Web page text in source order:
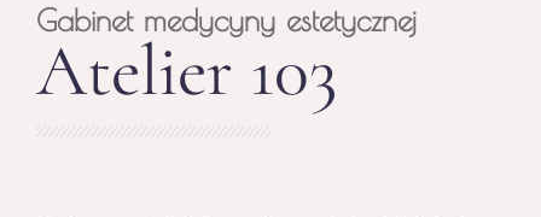
Gabinet medycyny estetycznej
Atelier 103